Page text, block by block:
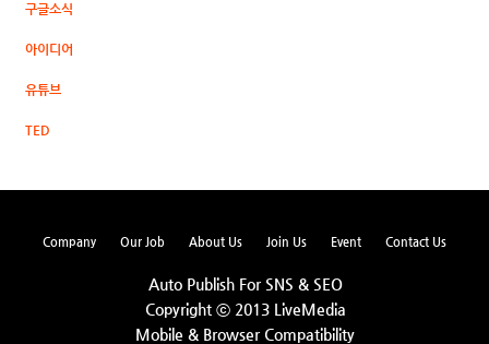
구글소식
아이디어
유튜브
TED
Company Our Job About Us Join Us Event Contact Us
Auto Publish For SNS & SEO
Copyright ⓒ 2013 LiveMedia
Mobile & Browser Compatibility